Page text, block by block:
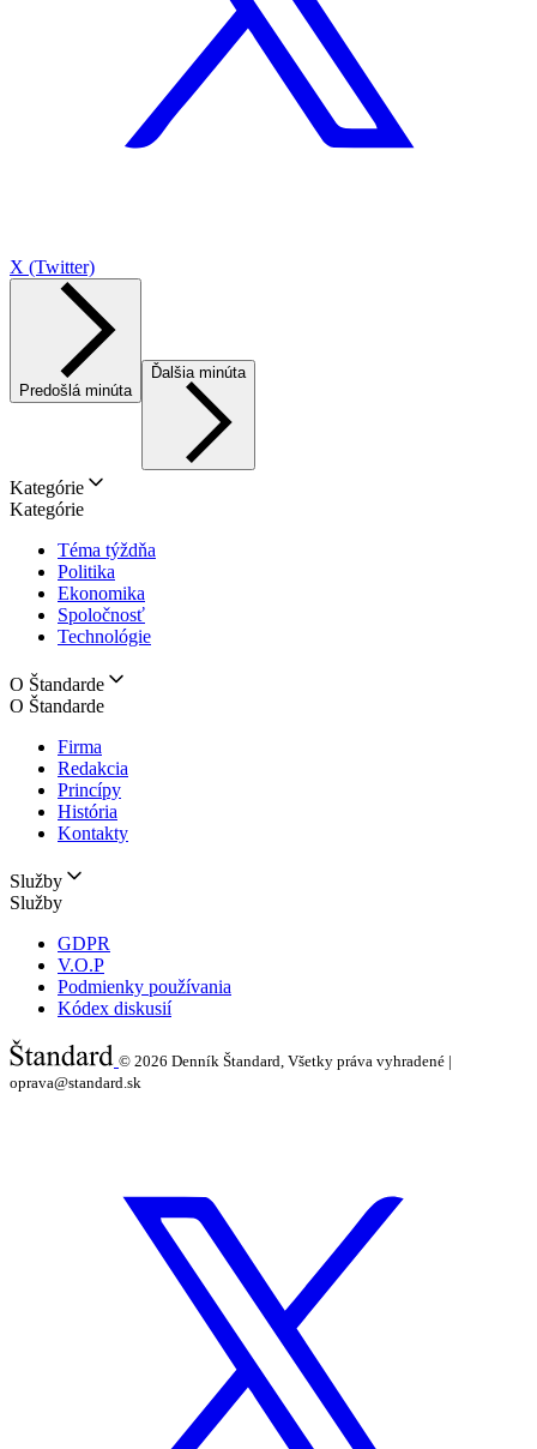
X (Twitter)
Predošlá minúta
Ďalšia minúta
Kategórie
Kategórie
Téma týždňa
Politika
Ekonomika
Spoločnosť
Technológie
O Štandarde
O Štandarde
Firma
Redakcia
Princípy
História
Kontakty
Služby
Služby
GDPR
V.O.P
Podmienky používania
Kódex diskusií
© 2026 Denník Štandard, Všetky práva vyhradené |
oprava@standard.sk